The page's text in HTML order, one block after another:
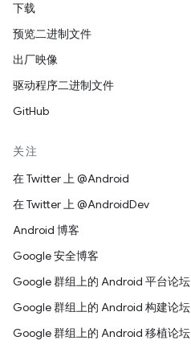
下载
预览二进制文件
出厂映像
驱动程序二进制文件
GitHub
关注
在 Twitter 上 @Android
在 Twitter 上 @AndroidDev
Android 博客
Google 安全博客
Google 群组上的 Android 平台论坛
Google 群组上的 Android 构建论坛
Google 群组上的 Android 移植论坛